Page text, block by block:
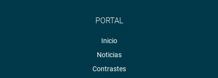
PORTAL
Inicio
Noticias
Contrastes